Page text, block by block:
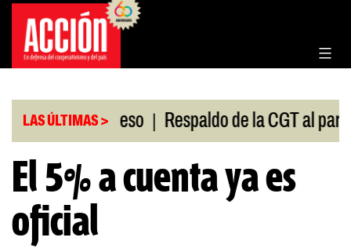
Saltar
contenido
LAS ÚLTIMAS >
en el Congreso | Respaldo de la CGT al paro
El 5% a cuenta ya es
oficial